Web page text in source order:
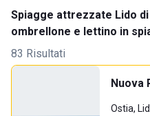
Spiagge attrezzate Lido
ombrellone e lettino in
83 Risultati
Nuova
Ostia,